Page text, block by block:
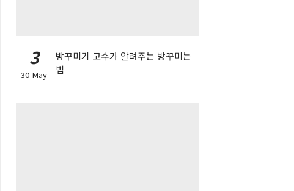
3
30 May
방꾸미기 고수가 알려주는 방꾸미는
법